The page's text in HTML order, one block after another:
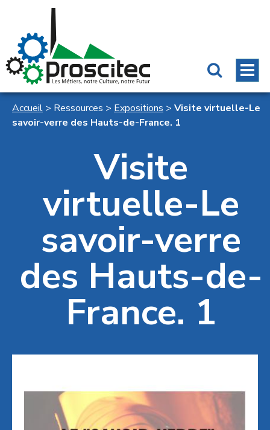
Accueil > Ressources > Expositions > Visite virtuelle-Le
savoir-verre des Hauts-de-France. 1
Visite
virtuelle-Le
savoir-verre
des Hauts-de-
France. 1